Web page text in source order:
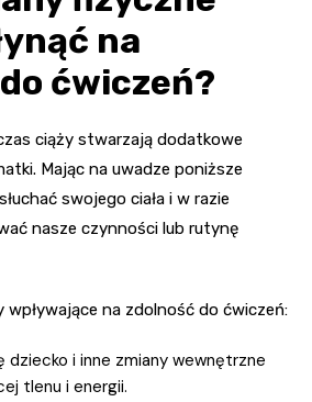
na
ćwiczeń?
ciąży stwarzają dodatkowe
Mając na uwadze poniższe
swojego ciała i w razie
nasze czynności lub rutynę
wpływające na zdolność do ćwiczeń:
dziecko i inne zmiany wewnętrzne
tlenu i energii.